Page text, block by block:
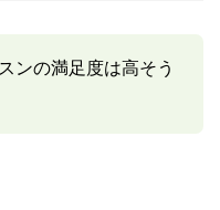
ンの満足度は高そう